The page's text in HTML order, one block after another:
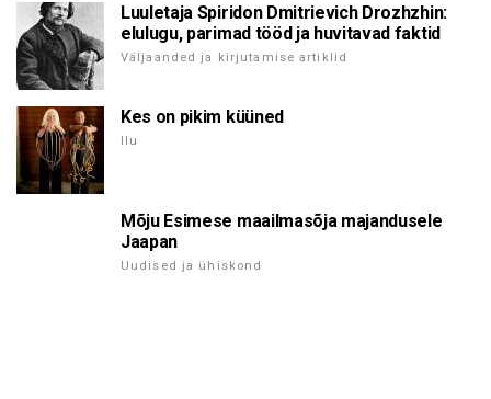
Luuletaja Spiridon Dmitrievich Drozhzhin:
elulugu, parimad tööd ja huvitavad faktid
Väljaanded ja kirjutamise artiklid
Kes on pikim küüned
Ilu
Mõju Esimese maailmasõja majandusele
Jaapan
Uudised ja ühiskond